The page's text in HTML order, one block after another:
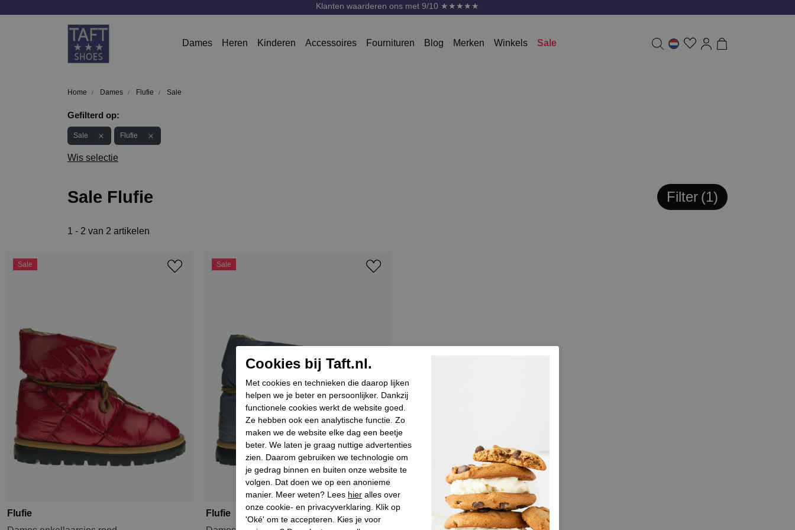
Klanten waarderen ons met 9/10 ★★★★★
Dames Heren Kinderen Accessoires Fournituren Blog Merken Winkels Sale
Home Dames Flufie Sale
Gefilterd op:
Sale Flufie
Wis selectie
Sale Flufie Filter 1
1 - 2 van 2 artikelen
Sale
Flufie
Sale
Flufie
Cookies bij Taft.nl.
Met cookies en technieken die daarop lijken
helpen we je beter en persoonlijker. Dankzij
functionele cookies werkt de website goed.
Ze hebben ook een analytische functie. Zo
maken we de website elke dag een beetje
beter. We laten je graag nuttige advertenties
zien. Daarom gebruiken we technologie om
je gedrag binnen en buiten onze website te
volgen. Dat doen we op een anonieme
manier. Meer weten? Lees hier alles over
onze cookie- en privacyverklaring. Klik op
'Oké' om te accepteren. Kies je voor